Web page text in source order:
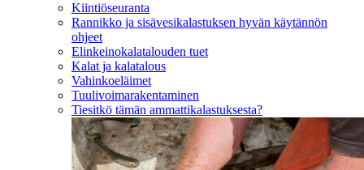
Kiintiöseuranta
Rannikko ja sisävesikalastuksen hyvän käytännön
ohjeet
Elinkeinokalatalouden tuet
Kalat ja kalatalous
Vahinkoeläimet
Tuulivoimarakentaminen
Tiesitkö tämän ammattikalastuksesta?